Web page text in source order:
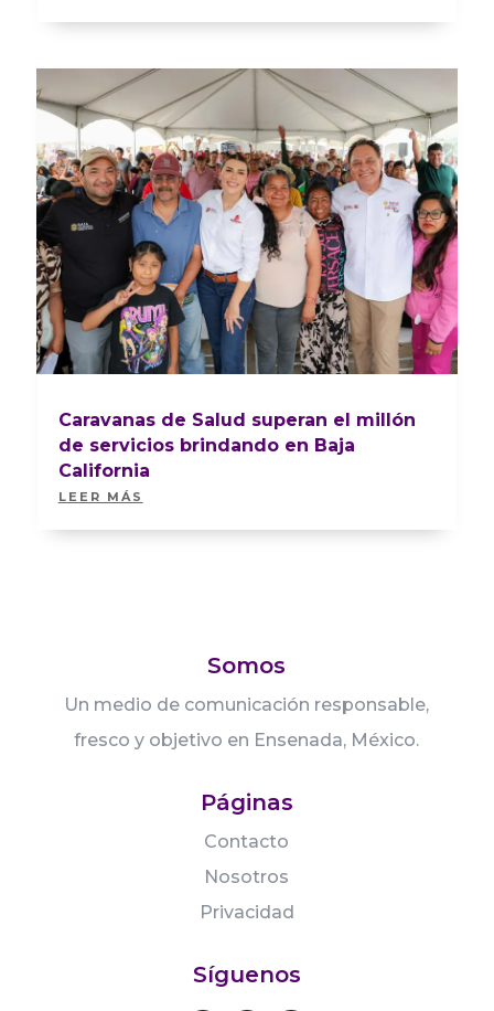
Caravanas de Salud superan el millón
de servicios brindando en Baja
California
LEER MÁS
Somos
Un medio de comunicación responsable,
fresco y objetivo en Ensenada, México.
Páginas
Contacto
Nosotros
Privacidad
Síguenos